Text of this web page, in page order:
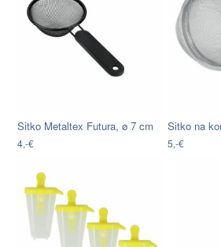
Sitko Metaltex Futura, ø 7 cm
4,-€ 5,-€